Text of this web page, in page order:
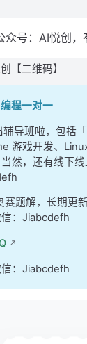
众号：AI悦创，
【二维码】
程一对一
辅导班啦，包括
游戏开发、
当然，还有线下
赛题解，长期更
信：Jiabcdefh
：Jiabcdefh